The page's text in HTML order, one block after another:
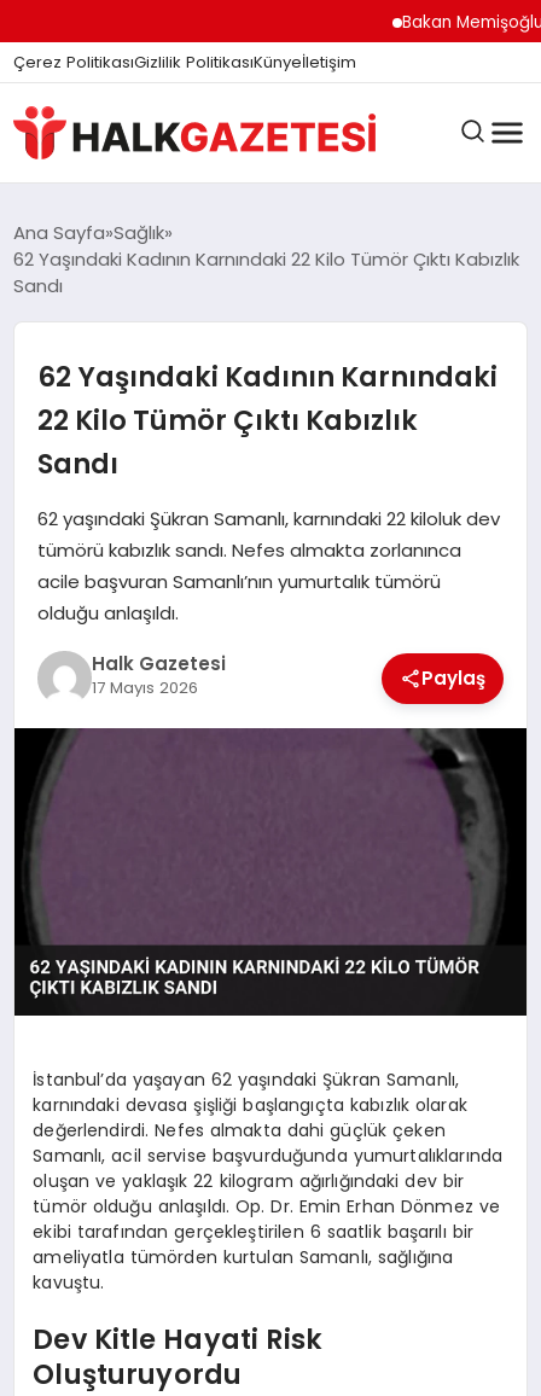
Bakan Memişoğlu
Çerez PolitikasıGizlilik PolitikasıKünyeİletişim
DÜNYA
EĞITIM
EKONOMI
MAGAZIN
SAĞLIK
SIYASET
TEKNOLOJI
Ana Sayfa Sağlık
62 Yaşındaki Kadının Karnındaki 22 Kilo Tümör Çıktı Kabızlık
Sandı
62 Yaşındaki Kadının Karnındaki
22 Kilo Tümör Çıktı Kabızlık
Sandı
62 yaşındaki Şükran Samanlı, karnındaki 22 kiloluk dev
tümörü kabızlık sandı. Nefes almakta zorlanınca
acile başvuran Samanlı’nın yumurtalık tümörü
olduğu anlaşıldı.
Halk Gazetesi
17 Mayıs 2026 Paylaş
İstanbul’da yaşayan 62 yaşındaki Şükran Samanlı,
karnındaki devasa şişliği başlangıçta kabızlık olarak
değerlendirdi. Nefes almakta dahi güçlük çeken
Samanlı, acil servise başvurduğunda yumurtalıklarında
oluşan ve yaklaşık 22 kilogram ağırlığındaki dev bir
tümör olduğu anlaşıldı. Op. Dr. Emin Erhan Dönmez ve
ekibi tarafından gerçekleştirilen 6 saatlik başarılı bir
ameliyatla tümörden kurtulan Samanlı, sağlığına
kavuştu.
Dev Kitle Hayati Risk
Oluşturuyordu